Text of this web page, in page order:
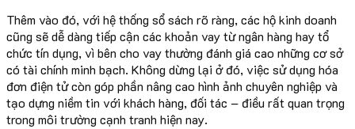
Thêm vào đó, với hệ thống sổ sách rõ ràng, các hộ kinh doanh
cũng sẽ dễ dàng tiếp cận các khoản vay từ ngân hàng hay tổ
chức tín dụng, vì bên cho vay thường đánh giá cao những cơ sở
có tài chính minh bạch. Không dừng lại ở đó, việc sử dụng hóa
đơn điện tử còn góp phần nâng cao hình ảnh chuyên nghiệp và
tạo dựng niềm tin với khách hàng, đối tác – điều rất quan trọng
trong môi trường cạnh tranh hiện nay.